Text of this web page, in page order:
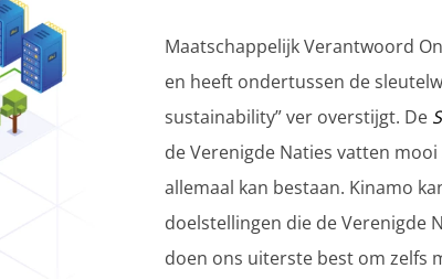
Maatschappelijk Verantwoord
en heeft ondertussen de
sustainability” ver overstijgt. De
de Verenigde Naties vatten
allemaal kan bestaan. Kinamo
doelstellingen die de Verenigde
doen ons uiterste best om zelfs